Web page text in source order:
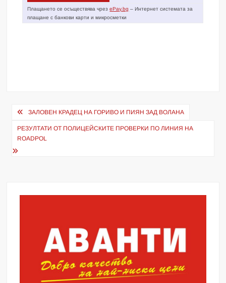
Плащането се осъществява чрезePay.bg – Интернет системата за
плащане с банкови карти и микросметки
Навигация
ЗАЛОВЕН КРАДЕЦ НА ГОРИВО И ПИЯН ЗАД ВОЛАНА
РЕЗУЛТАТИ ОТ ПОЛИЦЕЙСКИТЕ ПРОВЕРКИ ПО ЛИНИЯ НА
ROADPOL